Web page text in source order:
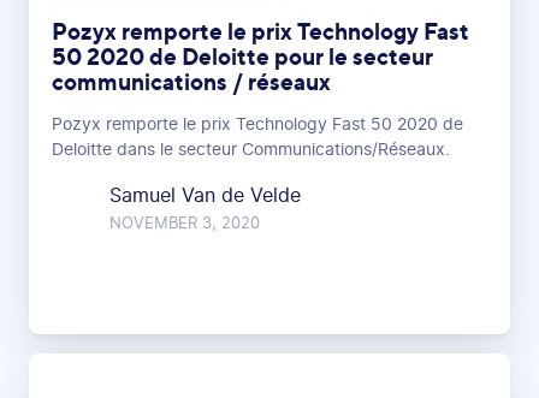
Pozyx remporte le prix Technology Fast
50 2020 de Deloitte pour le secteur
communications / réseaux
Pozyx remporte le prix Technology Fast 50 2020 de
Deloitte dans le secteur Communications/Réseaux.
Samuel Van de Velde
NOVEMBER 3, 2020